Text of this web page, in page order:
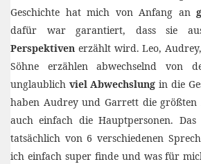
Geschichte hat mich von Anfang an
dafür war garantiert, dass sie
Perspektiven erzählt wird. Leo,
Söhne erzählen abwechselnd von
unglaublich viel Abwechslung in die
haben Audrey und Garrett die größten
auch einfach die Hauptpersonen.
tatsächlich von 6 verschiedenen
ich einfach super finde und was für